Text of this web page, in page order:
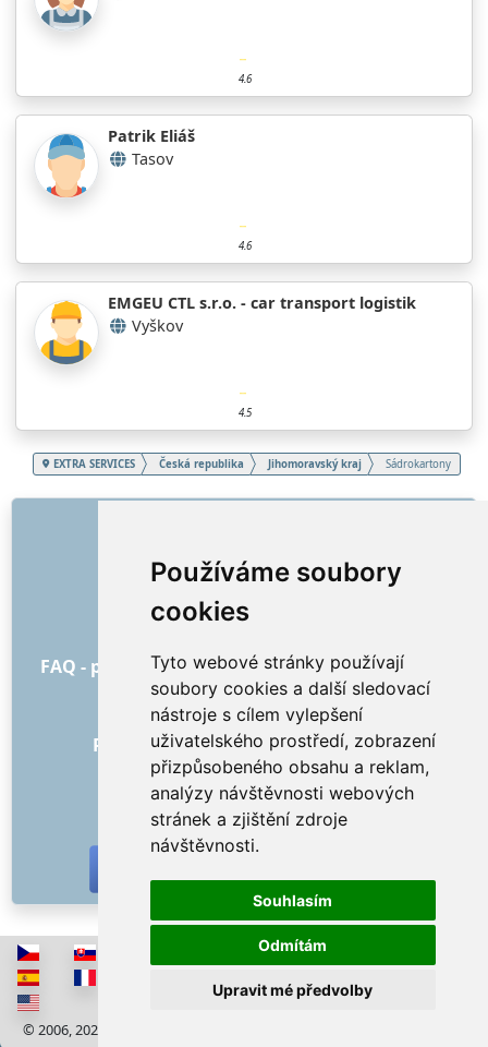
Používáme soubory
cookies
Tyto webové stránky používají
soubory cookies a další sledovací
nástroje s cílem vylepšení
uživatelského prostředí, zobrazení
přizpůsobeného obsahu a reklam,
analýzy návštěvnosti webových
stránek a zjištění zdroje
návštěvnosti.
Souhlasím
Odmítám
Upravit mé předvolby
4.6
Patrik Eliáš
Tasov
4.6
EMGEU CTL s.r.o. - car transport logistik
Vyškov
4.5
EXTRA SERVICES Česká republika Jihomoravský kraj Sádrokartony
O nás
Jak to všechno začalo
Ceník
FAQ - pro objednatele FAQ - pro poskytovatele
Reklama a marketing
Blog
Recenze objednávek s hodnocením
Kontakt
SOCIÁLNÍ SÍTĚ
© 2006, 2026 RISS COMPANY, s.r.o. Všechna práva vyhrazena